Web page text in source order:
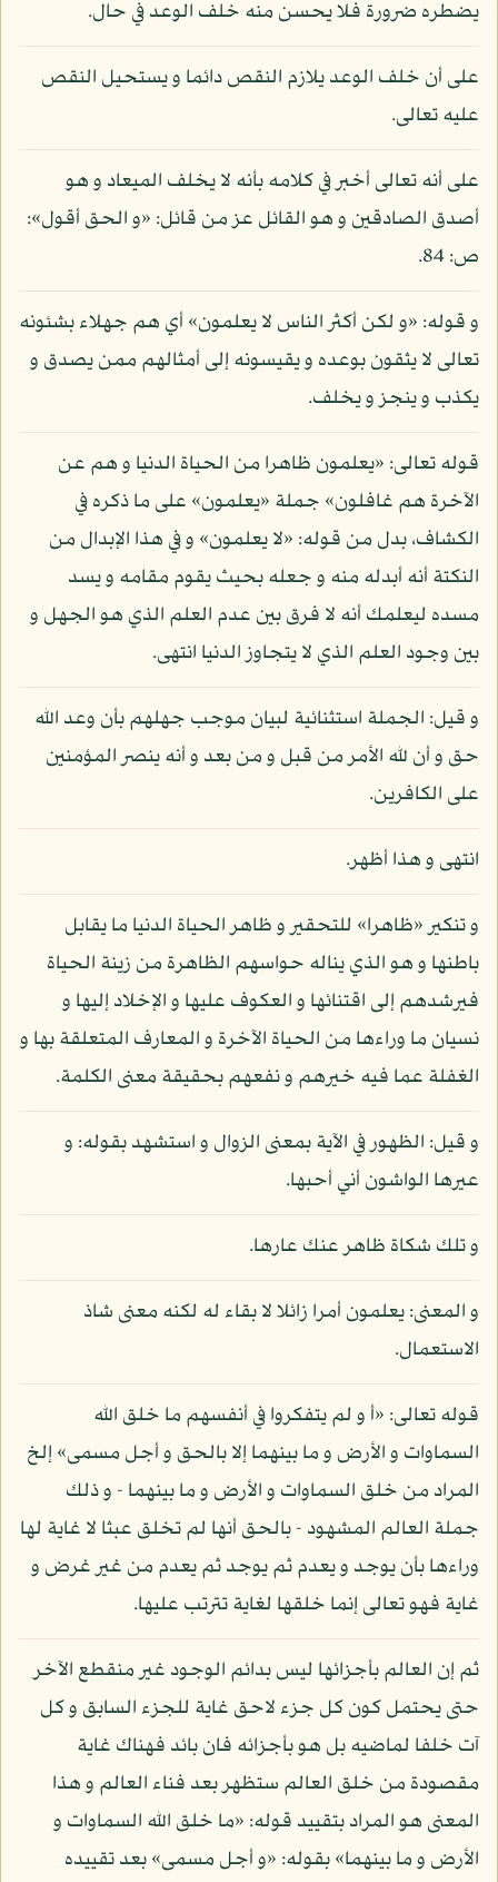
يضطره ضرورة فلا يحسن منه خلف الوعد في حال.
على أن خلف الوعد يلازم النقص دائما و يستحيل النقص
عليه تعالى.
على أنه تعالى أخبر في كلامه بأنه لا يخلف الميعاد و هو
أصدق الصادقين و هو القائل عز من قائل: «و الحق أقول»:
ص: 84.
و قوله: «و لكن أكثر الناس لا يعلمون» أي هم جهلاء بشئونه
تعالى لا يثقون بوعده و يقيسونه إلى أمثالهم ممن يصدق و
يكذب و ينجز و يخلف.
قوله تعالى: «يعلمون ظاهرا من الحياة الدنيا و هم عن
الآخرة هم غافلون» جملة «يعلمون» على ما ذكره في
الكشاف، بدل من قوله: «لا يعلمون» و في هذا الإبدال من
النكتة أنه أبدله منه و جعله بحيث يقوم مقامه و يسد
مسده ليعلمك أنه لا فرق بين عدم العلم الذي هو الجهل و
بين وجود العلم الذي لا يتجاوز الدنيا انتهى.
و قيل: الجملة استثنائية لبيان موجب جهلهم بأن وعد الله
حق و أن لله الأمر من قبل و من بعد و أنه ينصر المؤمنين
على الكافرين.
انتهى و هذا أظهر.
و تنكير «ظاهرا» للتحقير و ظاهر الحياة الدنيا ما يقابل
باطنها و هو الذي يناله حواسهم الظاهرة من زينة الحياة
فيرشدهم إلى اقتنائها و العكوف عليها و الإخلاد إليها و
نسيان ما وراءها من الحياة الآخرة و المعارف المتعلقة بها و
الغفلة عما فيه خيرهم و نفعهم بحقيقة معنى الكلمة.
و قيل: الظهور في الآية بمعنى الزوال و استشهد بقوله: و
عيرها الواشون أني أحبها.
و تلك شكاة ظاهر عنك عارها.
و المعنى: يعلمون أمرا زائلا لا بقاء له لكنه معنى شاذ
الاستعمال.
قوله تعالى: «أ و لم يتفكروا في أنفسهم ما خلق الله
السماوات و الأرض و ما بينهما إلا بالحق و أجل مسمى» إلخ
المراد من خلق السماوات و الأرض و ما بينهما - و ذلك
جملة العالم المشهود - بالحق أنها لم تخلق عبثا لا غاية لها
وراءها بأن يوجد و يعدم ثم يوجد ثم يعدم من غير غرض و
غاية فهو تعالى إنما خلقها لغاية تترتب عليها.
ثم إن العالم بأجزائها ليس بدائم الوجود غير منقطع الآخر
حتى يحتمل كون كل جزء لاحق غاية للجزء السابق و كل
آت خلفا لماضيه بل هو بأجزائه فان بائد فهناك غاية
مقصودة من خلق العالم ستظهر بعد فناء العالم و هذا
المعنى هو المراد بتقييد قوله: «ما خلق الله السماوات و
الأرض و ما بينهما» بقوله: «و أجل مسمى» بعد تقييده